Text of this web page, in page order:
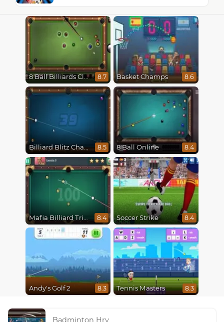
8 Ball Billiards Classic 8.7 Basket Champs 8.6
Billiard Blitz Challenge 8.5 8 Ball Online 8.4
Mafia Billiard Tricks 8.4 Soccer Strike 8.4
Andy's Golf 2 8.3 Tennis Masters 8.3